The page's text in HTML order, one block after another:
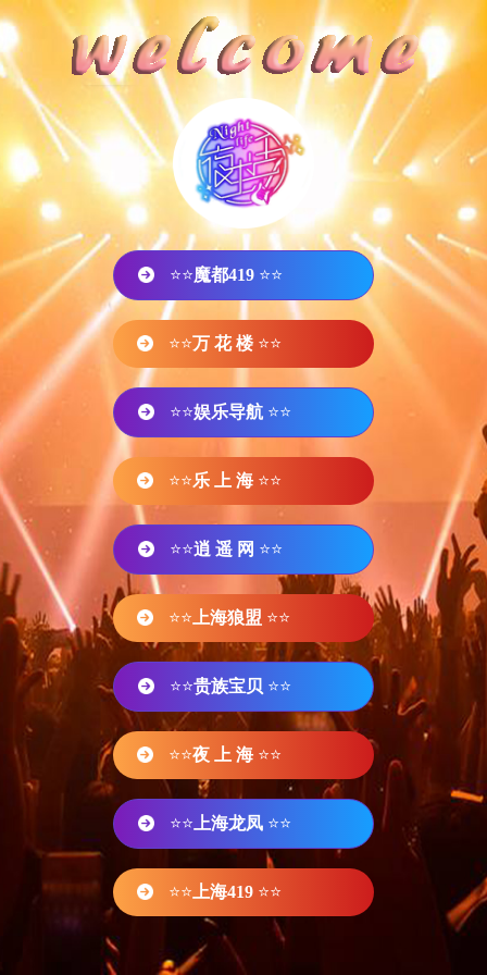
⭐⭐魔都419 ⭐⭐
⭐⭐万 花 楼 ⭐⭐
⭐⭐娱乐导航 ⭐⭐
⭐⭐乐 上 海 ⭐⭐
⭐⭐逍 遥 网 ⭐⭐
⭐⭐ 上海狼盟 ⭐⭐
⭐⭐贵族宝贝 ⭐⭐
⭐⭐夜 上 海 ⭐⭐
⭐⭐ 上海龙凤 ⭐⭐
⭐⭐ 上海419 ⭐⭐